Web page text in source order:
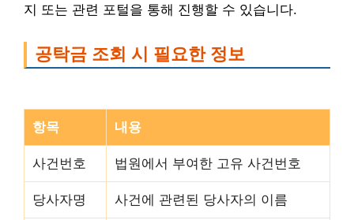
지 또는 관련 포털을 통해 진행할 수 있습니다.
공탁금 조회 시 필요한 정보
항목 내용
사건번호 법원에서 부여한 고유 사건번호
당사자명 사건에 관련된 당사자의 이름